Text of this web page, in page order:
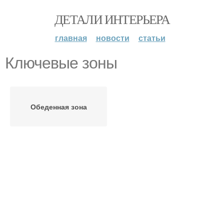
ДЕТАЛИ ИНТЕРЬЕРА
главная новости статьи
Ключевые зоны
Обеденная зона